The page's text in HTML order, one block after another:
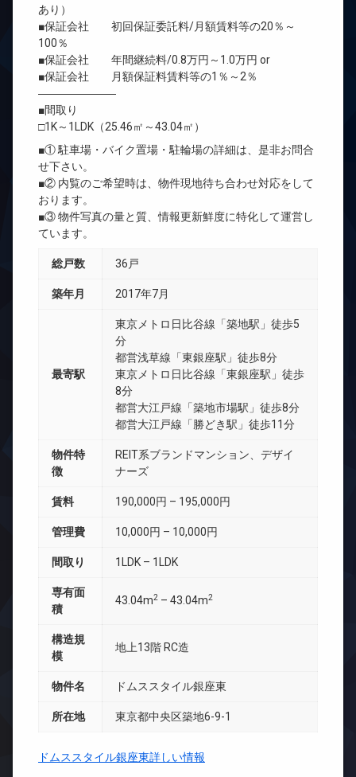
あり）
■保証会社 初回保証委託料/月額賃料等の20％～
100％
■保証会社 年間継続料/0.8万円～1.0万円 or
■保証会社 月額保証料賃料等の1％～2％
―――――――
■間取り
□1K～1LDK（25.46㎡～43.04㎡）
■① 駐車場・バイク置場・駐輪場の詳細は、是非お問合
せ下さい。
■② 内覧のご希望時は、物件現地待ち合わせ対応をして
おります。
■③ 物件写真の量と質、情報更新鮮度に特化して運営し
ています。
総戸数 36戸
築年月 2017年7月
最寄駅
東京メトロ日比谷線「築地駅」徒歩5
分
都営浅草線「東銀座駅」徒歩8分
東京メトロ日比谷線「東銀座駅」徒歩
8分
都営大江戸線「築地市場駅」徒歩8分
都営大江戸線「勝どき駅」徒歩11分
物件特
徴
REIT系ブランドマンション、デザイ
ナーズ
賃料 190,000円 – 195,000円
管理費 10,000円 – 10,000円
間取り 1LDK – 1LDK
専有面
積
43.04m2 – 43.04m2
構造規
模
地上13階 RC造
物件名 ドムススタイル銀座東
所在地 東京都中央区築地6-9-1
ドムススタイル銀座東詳しい情報